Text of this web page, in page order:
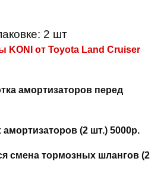
2 шт
KONI от Toyota Land Cruiser
амортизаторов перед
(2 шт.) 5000р.
смена тормозных шлангов (2